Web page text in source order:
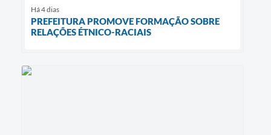
Há 4 dias
PREFEITURA PROMOVE FORMAÇÃO SOBRE
RELAÇÕES ÉTNICO-RACIAIS